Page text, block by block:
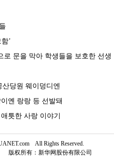
’
문을 막아 학생들을 보호한 선생
당원 웨이덩디엔
옌 랑랑 등 선발돼
틋한 사랑 이야기
All Rights Reserved.
权所有：新华网股份有限公司